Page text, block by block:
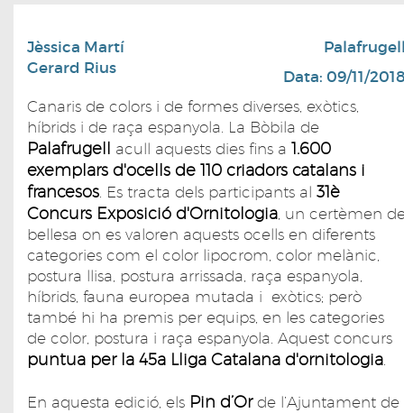
Jèssica Martí
Gerard Rius
Data: 09/11/
Canaris de colors i de formes diverses, exòtics,
híbrids i de raça espanyola. La Bòbila de
Palafrugell acull aquests dies fins a 1.600
exemplars d'ocells de 110 criadors catalans i
francesos. Es tracta dels participants al 31è
Concurs Exposició d'Ornitologia, un certèmen
bellesa on es valoren aquests ocells en diferents
categories com el color lipocrom, color melànic,
postura llisa, postura arrissada, raça espanyola,
híbrids, fauna europea mutada i exòtics; però
també hi ha premis per equips, en les categories
de color, postura i raça espanyola. Aquest concurs
puntua per la 45a Lliga Catalana d'ornitologia.
En aquesta edició, els Pin d’Orde l’Ajuntament de